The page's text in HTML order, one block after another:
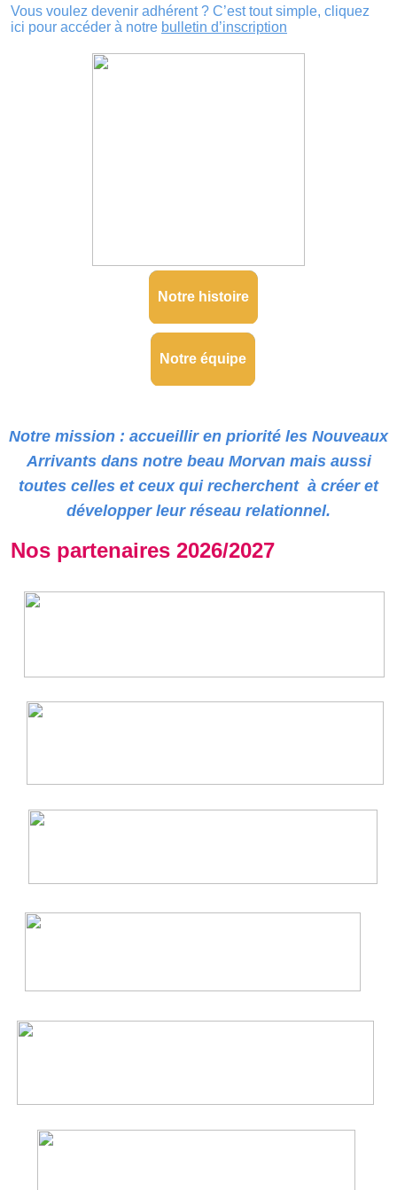
Vous voulez devenir adhérent ? C’est tout simple, cliquez
ici pour accéder à notre bulletin d’inscription
Notre histoire
Notre équipe
Notre mission : accueillir en priorité les Nouveaux
Arrivants dans notre beau Morvan mais aussi
toutes celles et ceux qui recherchent à créer et
développer leur réseau relationnel.
Nos partenaires 2026/2027